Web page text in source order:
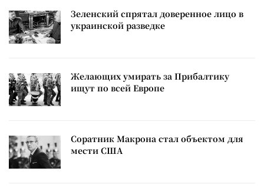
Зеленский спрятал доверенное лицо в
украинской разведке
Желающих умирать за Прибалтику
ищут по всей Европе
Соратник Макрона стал объектом для
мести США